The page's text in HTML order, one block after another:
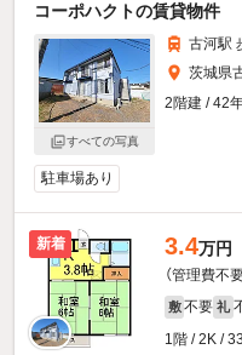
コーポハクトの賃貸物件
すべての写真
古河駅
茨城県
2階建 / 42
駐車場あり
新着 3.4万円
（管理費不要
敷 不要 礼
1階 / 2K /